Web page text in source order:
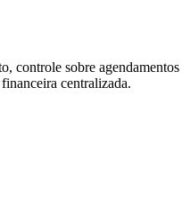
controle sobre
centralizada.